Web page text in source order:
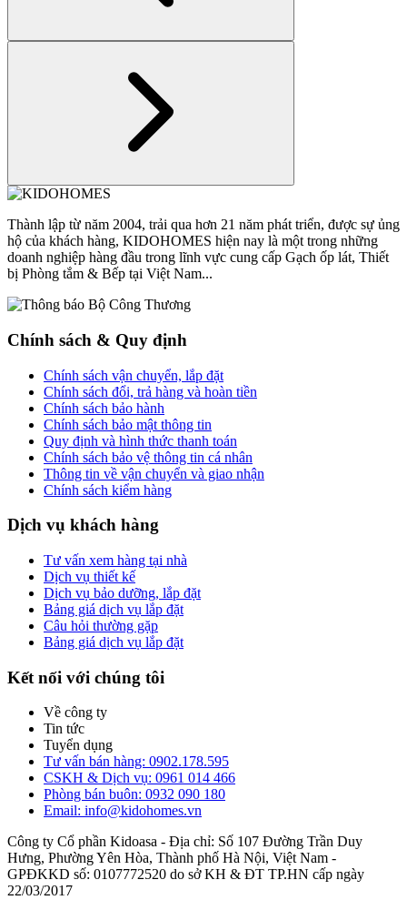
Thành lập từ năm 2004, trải qua hơn 21 năm phát triển, được sự ủng
hộ của khách hàng, KIDOHOMES hiện nay là một trong những
doanh nghiệp hàng đầu trong lĩnh vực cung cấp Gạch ốp lát, Thiết
bị Phòng tắm & Bếp tại Việt Nam...
Chính sách & Quy định
Chính sách vận chuyển, lắp đặt
Chính sách đổi, trả hàng và hoàn tiền
Chính sách bảo hành
Chính sách bảo mật thông tin
Quy định và hình thức thanh toán
Chính sách bảo vệ thông tin cá nhân
Thông tin về vận chuyển và giao nhận
Chính sách kiểm hàng
Dịch vụ khách hàng
Tư vấn xem hàng tại nhà
Dịch vụ thiết kế
Dịch vụ bảo dưỡng, lắp đặt
Bảng giá dịch vụ lắp đặt
Câu hỏi thường gặp
Bảng giá dịch vụ lắp đặt
Kết nối với chúng tôi
Về công ty
Tin tức
Tuyển dụng
Tư vấn bán hàng: 0902.178.595
CSKH & Dịch vụ: 0961 014 466
Phòng bán buôn: 0932 090 180
Email: info@kidohomes.vn
Công ty Cổ phần Kidoasa - Địa chỉ: Số 107 Đường Trần Duy
Hưng, Phường Yên Hòa, Thành phố Hà Nội, Việt Nam -
GPĐKKD số: 0107772520 do sở KH & ĐT TP.HN cấp ngày
22/03/2017